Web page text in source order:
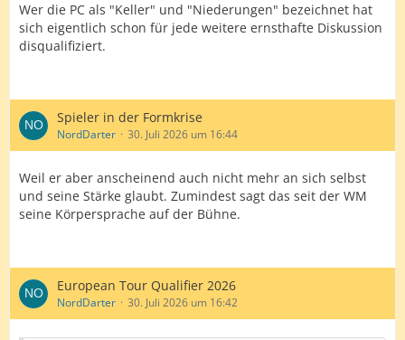
Wer die PC als "Keller" und "Niederungen" bezeichnet hat
sich eigentlich schon für jede weitere ernsthafte Diskussion
disqualifiziert.
Spieler in der Formkrise
NordDarter 30. Juli 2026 um 16:44
Weil er aber anscheinend auch nicht mehr an sich selbst
und seine Stärke glaubt. Zumindest sagt das seit der WM
seine Körpersprache auf der Bühne.
European Tour Qualifier 2026
NordDarter 30. Juli 2026 um 16:42